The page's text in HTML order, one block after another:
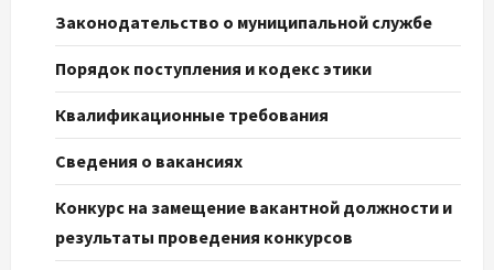
Законодательство о муниципальной службе
Порядок поступления и кодекс этики
Квалификационные требования
Сведения о вакансиях
Конкурс на замещение вакантной должности и
результаты проведения конкурсов